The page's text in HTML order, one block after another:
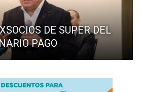
DE SUPER DEL
PAGO